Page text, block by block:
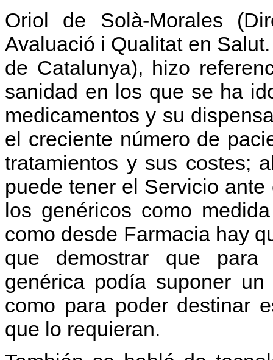
Oriol de Solà-Morales
Avaluació i Qualitat en
de Catalunya), hizo
sanidad en los que se ha
medicamentos y su
el creciente número de
tratamientos y sus costes;
puede tener el Servicio
los genéricos como
como desde Farmacia hay
que demostrar que para
genérica podía suponer un
como para poder destinar
que lo requieran.